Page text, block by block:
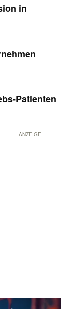
in
Patienten
ANZEIGE